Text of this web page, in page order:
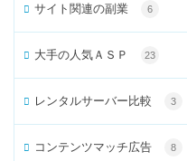
サイト関連の副業 6
大手の人気ＡＳＰ 23
レンタルサーバー比較 3
コンテンツマッチ広告 8